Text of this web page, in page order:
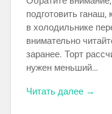
подготовить
в холодильнике
внимательно
заранее. Торт
нужен меньший…
Читать далее →